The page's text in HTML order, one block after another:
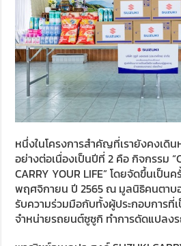
หนึ่งในโครงการสำคัญที่เรายังคงเดิ
อย่างต่อเนื่องเป็นปีที่ 2 คือ กิจกรรม
CARRY YOUR LIFE” โดยจัดขึ้นเป็น
พฤศจิกายน ปี 2565 ณ มูลนิธิคนตาบ
รับความร่วมมือกับทั้งผู้ประกอบการที่
จำหน่ายรถยนต์ซูซูกิ ทำการดัดแปลงร